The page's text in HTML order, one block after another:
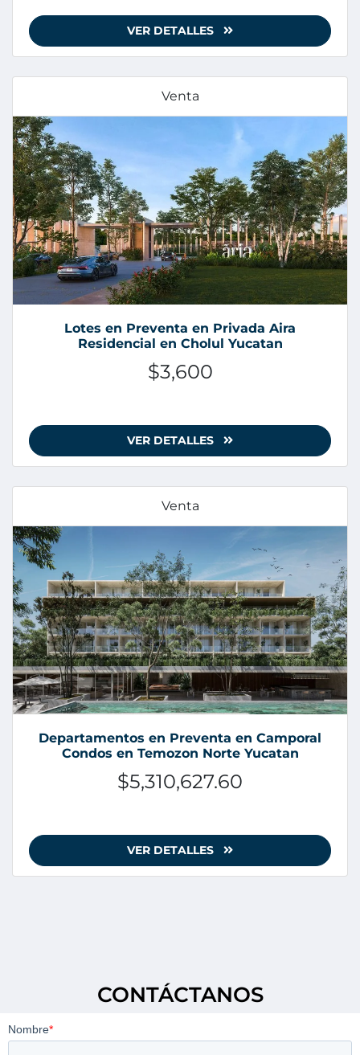
VER DETALLES
Venta
Lotes en Preventa en Privada Aira
Residencial en Cholul Yucatan
$3,600
VER DETALLES
Venta
Departamentos en Preventa en Camporal
Condos en Temozon Norte Yucatan
$5,310,627.60
VER DETALLES
CONTÁCTANOS